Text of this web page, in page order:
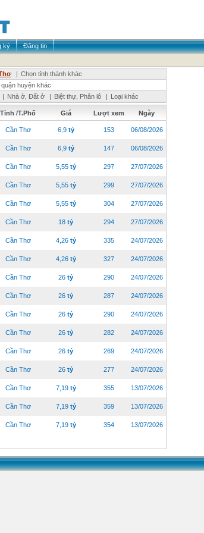
ký
Đăng tin
| Chọn tỉnh thành khác
huyện khác
| Nhà ở, Đất ở | Biệt thự, Phân lô | Loại khác
Tỉnh /T.Phố Giá Lượt xem
Ngày
Cần Thơ 6,9 tỷ 153 06/08/2026
Cần Thơ 6,9 tỷ 147 06/08/2026
Cần Thơ 5,55 tỷ 297 27/07/2026
Cần Thơ 5,55 tỷ 299 27/07/2026
Cần Thơ 5,55 tỷ 304 27/07/2026
Cần Thơ 18 tỷ 294 27/07/2026
Cần Thơ 4,26 tỷ 335 24/07/2026
Cần Thơ 4,26 tỷ 327 24/07/2026
Cần Thơ 26 tỷ 290 24/07/2026
Cần Thơ 26 tỷ 287 24/07/2026
Cần Thơ 26 tỷ 290 24/07/2026
Cần Thơ 26 tỷ 282 24/07/2026
Cần Thơ 26 tỷ 269 24/07/2026
Cần Thơ 26 tỷ 277 24/07/2026
Cần Thơ 7,19 tỷ 355 13/07/2026
Cần Thơ 7,19 tỷ 359 13/07/2026
Cần Thơ 7,19 tỷ 354 13/07/2026